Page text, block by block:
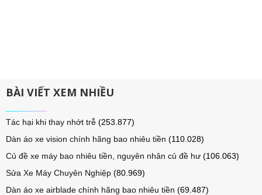
BÀI VIẾT XEM NHIỀU
Tác hại khi thay nhớt trễ (253.877)
Dàn áo xe vision chính hãng bao nhiêu tiền (110.028)
Củ đề xe máy bao nhiêu tiền, nguyên nhân củ đề hư (106.063)
Sửa Xe Máy Chuyên Nghiệp (80.969)
Dàn áo xe airblade chính hãng bao nhiêu tiền (69.487)